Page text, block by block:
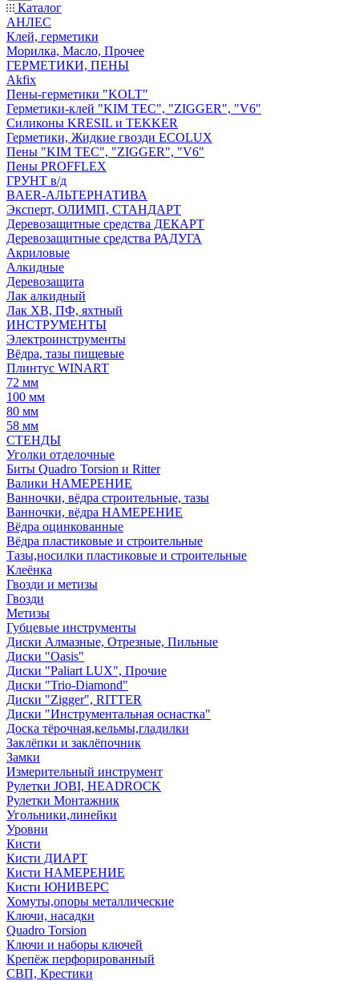
Каталог
АНЛЕС
Клей, герметики
Морилка, Масло, Прочее
ГЕРМЕТИКИ, ПЕНЫ
Akfix
Пены-герметики "KOLT"
Герметики-клей "KIM TEС", "ZIGGER", "V6"
Силиконы KRESIL и TEKKER
Герметики, Жидкие гвозди ECOLUX
Пены "KIM TEС", "ZIGGER", "V6"
Пены PROFFLEX
ГРУНТ в/д
BAER-АЛЬТЕРНАТИВА
Эксперт, ОЛИМП, СТАНДАРТ
Деревозащитные средства ДЕКАРТ
Деревозащитные средства РАДУГА
Акриловые
Алкидные
Деревозащита
Лак алкидный
Лак ХВ, ПФ, яхтный
ИНСТРУМЕНТЫ
Электроинструменты
Вёдра, тазы пищевые
Плинтус WINART
72 мм
100 мм
80 мм
58 мм
СТЕНДЫ
Уголки отделочные
Биты Quadro Torsion и Ritter
Валики НАМЕРЕНИЕ
Ванночки, вёдра строительные, тазы
Ванночки, вёдра НАМЕРЕНИЕ
Вёдра оцинкованные
Вёдра пластиковые и строительные
Тазы,носилки пластиковые и строительные
Клеёнка
Гвозди и метизы
Гвозди
Метизы
Губцевые инструменты
Диски Алмазные, Отрезные, Пильные
Диски "Oasis"
Диски "Paliart LUX", Прочие
Диски "Trio-Diamond"
Диски "Zigger", RITTER
Диски "Инструментальная оснастка"
Доска тёрочная,кельмы,гладилки
Заклёпки и заклёпочник
Замки
Измерительный инструмент
Рулетки JOBI, HEADROCK
Рулетки Монтажник
Угольники,линейки
Уровни
Кисти
Кисти ДИАРТ
Кисти НАМЕРЕНИЕ
Кисти ЮНИВЕРС
Хомуты,опоры металлические
Ключи, насадки
Quadro Torsion
Ключи и наборы ключей
Крепёж перфорированный
СВП, Крестики